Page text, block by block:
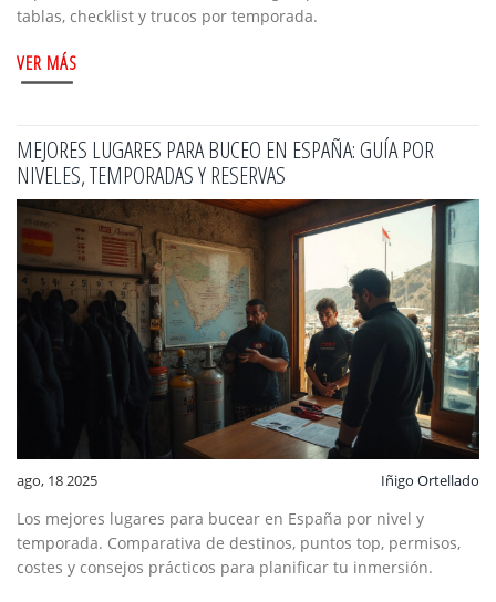
tablas, checklist y trucos por temporada.
VER MÁS
MEJORES LUGARES PARA BUCEO EN ESPAÑA: GUÍA POR
NIVELES, TEMPORADAS Y RESERVAS
ago, 18 2025 Iñigo Ortellado
Los mejores lugares para bucear en España por nivel y
temporada. Comparativa de destinos, puntos top, permisos,
costes y consejos prácticos para planificar tu inmersión.